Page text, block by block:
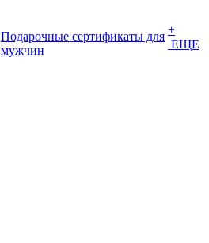
Подарочные сертификаты для
мужчин
+
ЕЩЕ